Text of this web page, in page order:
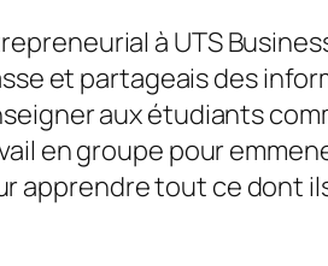
à UTS
et partageais des
aux étudiants
en groupe pour
apprendre tout ce dont